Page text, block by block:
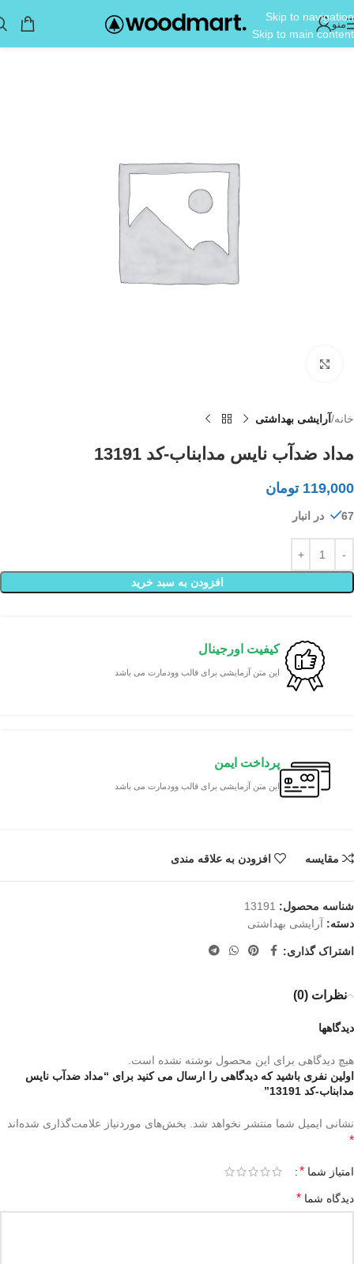
Skip to navigation
Skip to main content
منو
خانه آرایشی بهداشتی
مداد ضدآب نایس مدابناب-کد 13191
119,000 تومان
67 در انبار
افزودن به سبد خرید
کیفیت اورجینال
این متن آزمایشی برای قالب وودمارت می باشد
پرداخت ایمن
این متن آزمایشی برای قالب وودمارت می باشد
مقایسه افزودن به علاقه مندی
شناسه محصول: 13191
دسته: آرایشی بهداشتی
اشتراک گذاری:
نظرات (0)
دیدگاهها
هیچ دیدگاهی برای این محصول نوشته نشده است.
اولین نفری باشید که دیدگاهی را ارسال می کنید برای “مداد ضدآب نایس
مدابناب-کد 13191”
نشانی ایمیل شما منتشر نخواهد شد. بخش‌های موردنیاز علامت‌گذاری شده‌اند
*
امتیاز شما *
دیدگاه شما *